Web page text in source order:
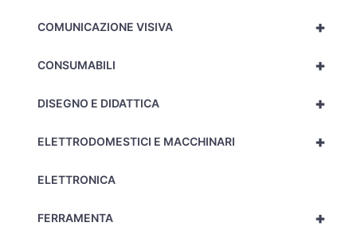
+
COMUNICAZIONE VISIVA
+
CONSUMABILI
+
DISEGNO E DIDATTICA
+
ELETTRODOMESTICI E MACCHINARI
ELETTRONICA
+
FERRAMENTA